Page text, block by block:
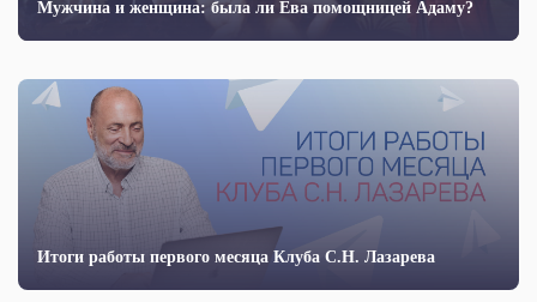
Мужчина и женщина: была ли Ева помощницей Адаму?
Итоги работы первого месяца Клуба С.Н. Лазарева